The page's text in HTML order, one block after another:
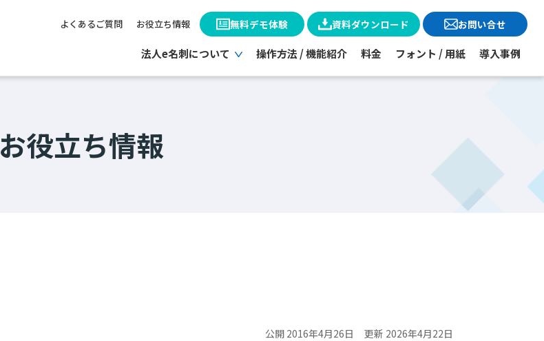
よくあるご質問 お役立ち情報 無料デモ体験 資料ダウンロード お問い合せ
法人e名刺について 操作方法 / 機能紹介 料金 フォント / 用紙 導入事例
お役立ち情報
公開 2016年4月26日 更新 2026年4月22日